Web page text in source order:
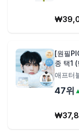
₩
[원필
종 택1
애프터
47위
₩